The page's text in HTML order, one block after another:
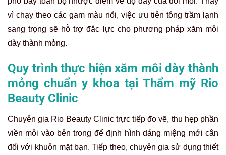
vì chạy theo các gam màu nổi, việc ưu tiên tông trầm lạnh
sang trọng sẽ hỗ trợ đắc lực cho phương pháp xăm môi
dày thành mỏng.
Quy trình thực hiện xăm môi dày thành
mỏng chuẩn y khoa tại Thẩm mỹ Rio
Beauty Clinic
Chuyên gia Rio Beauty Clinic trực tiếp đo vẽ, thu hẹp phần
viền môi vào bên trong để định hình dáng miệng mới cân
đối với khuôn mặt bạn. Tiếp theo, chuyên gia sử dụng thiết